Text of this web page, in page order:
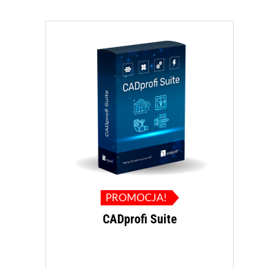
PROMOCJA!
CADprofi Suite